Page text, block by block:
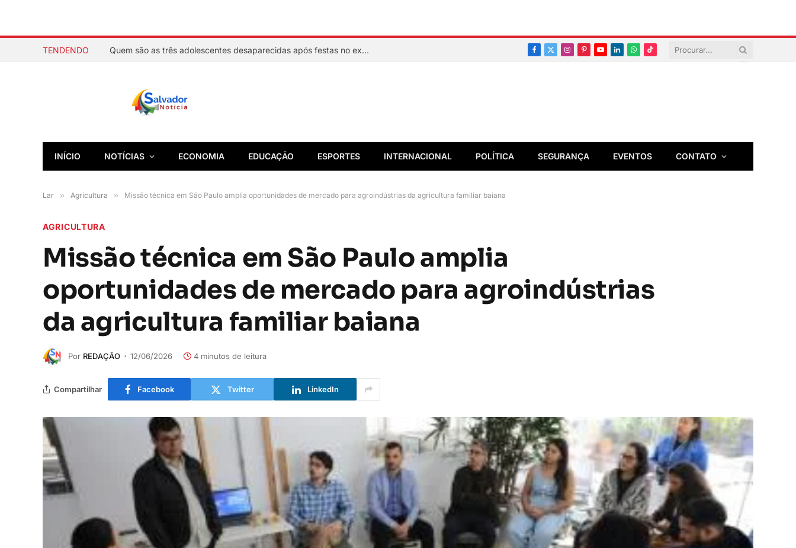
TENDENDO Quem são as três adolescentes desaparecidas após festas no extremo sul da Bahia
Facebook
X
Instagram
PinterestYouTubeLinkedInWhatsapp
TikTok
INÍCIO NOTÍCIAS ECONOMIA EDUCAÇÃO ESPORTES INTERNACIONAL POLÍTICA SEGURANÇA EVENTOS CONTATO
Lar » Agricultura » Missão técnica em São Paulo amplia oportunidades de mercado para agroindústrias da agricultura familiar baiana
AGRICULTURA
Missão técnica em São Paulo amplia
oportunidades de mercado para agroindústrias
da agricultura familiar baiana
Por REDAÇÃO 12/06/2026 4 minutos de leitura
Compartilhar Facebook Twitter LinkedIn